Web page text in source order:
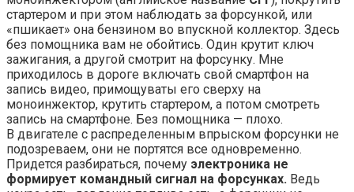
стартером и при этом наблюдать за форсункой, или
«пшикает» она бензином во впускной коллектор. Здесь
без помощника вам не обойтись. Один крутит ключ
зажигания, а другой смотрит на форсунку. Мне
приходилось в дороге включать свой смартфон на
запись видео, примощуваты его сверху на
моноинжектор, крутить стартером, а потом смотреть
запись на смартфоне. Без помощника — плохо.
В двигателе с распределенным впрыском форсунки не
подозреваем, они не портятся все одновременно.
Придется разбираться, почему электроника не
формирует командный сигнал на форсунках. Ведь